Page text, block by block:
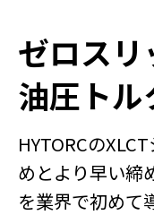
ゼロスリ
油圧トル
HYTORCの
めとより早い締
を業界で初めて